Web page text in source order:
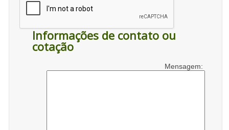
Informações de contato ou
cotação
Mensagem: